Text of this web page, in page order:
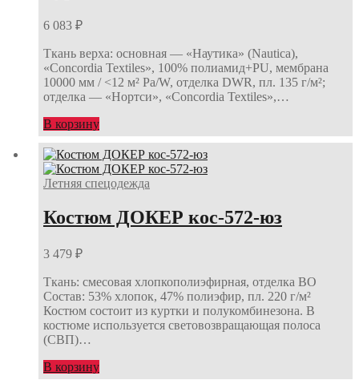
6 083 ₽
Ткань верха: основная — «Наутика» (Nautica),
«Concordia Textiles», 100% полиамид+PU, мембрана
10000 мм / <12 м² Ра/W, отделка DWR, пл. 135 г/м²;
отделка — «Нортси», «Concordia Textiles»,…
В корзину
Летняя спецодежда
Костюм ДОКЕР кос-572-юз
3 479 ₽
Ткань: смесовая хлопкополиэфирная, отделка ВО
Состав: 53% хлопок, 47% полиэфир, пл. 220 г/м²
Костюм состоит из куртки и полукомбинезона. В
костюме используется световозвращающая полоса
(СВП)…
В корзину